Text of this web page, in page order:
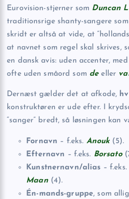
Eurovision-stjerner som Duncan
traditionsrige shanty-sangere som
skridt er altså at vide, at
at navnet som regel skal skrives,
en dansk avis: uden accenter,
ofte uden småord som deeller
Dernæst gælder det at afkode,
konstruktøren er ude efter. I
“sanger” bredt, så løsningen kan
Fornavn – f.eks. Anouk(5).
Efternavn – f.eks. Borsato
Kunstnernavn/alias – f.eks.
Maan(4).
Én-mands-gruppe, som